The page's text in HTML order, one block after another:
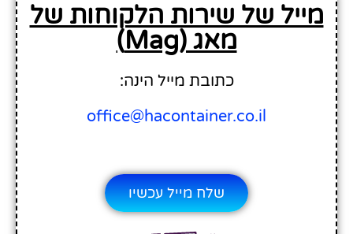
מייל של שירות הלקוחות של
מאג (Mag)
כתובת מייל הינה:
office@hacontainer.co.il
שלח מייל עכשיו